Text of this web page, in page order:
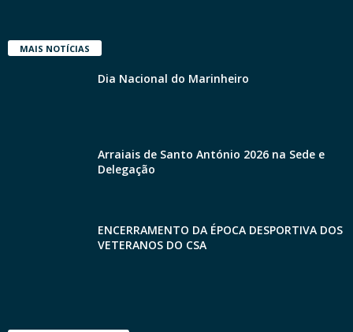
MAIS NOTÍCIAS
Dia Nacional do Marinheiro
Arraiais de Santo António 2026 na Sede e
Delegação
ENCERRAMENTO DA ÉPOCA DESPORTIVA DOS
VETERANOS DO CSA